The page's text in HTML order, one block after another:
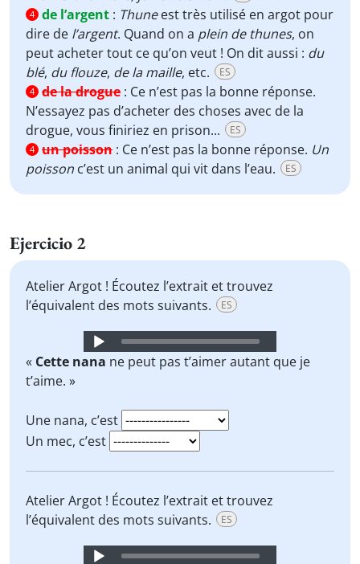
4 de l’argent : Thuneest très utilisé en argot pour
dire de l’argent. Quand on a plein de thunes, on
peut acheter tout ce qu’on veut ! On dit aussi : du
blé, du flouze, de la maille, etc. ES
4 de la drogue : Ce n’est pas la bonne réponse.
N’essayez pas d’acheter des choses avec de la
drogue, vous finiriez en prison...
ES
4 un poisson : Ce n’est pas la bonne réponse. Un
poisson c’est un animal qui vit dans l’eau. ES
Ejercicio 2
Atelier Argot ! Écoutez l’extrait et trouvez
l’équivalent des mots suivants.
ES
Audio
Player
« Cette nana ne peut pas t’aimer autant que je
t’aime. »
Une nana, c’est
Un mec, c’est
Atelier Argot ! Écoutez l’extrait et trouvez
l’équivalent des mots suivants.
ES
Audio